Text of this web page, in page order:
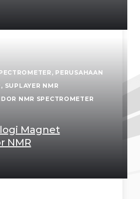
, PERUSAHAAN
, SUPLAYER NMR
NMR SPECTROMETER
Magnet
NMR